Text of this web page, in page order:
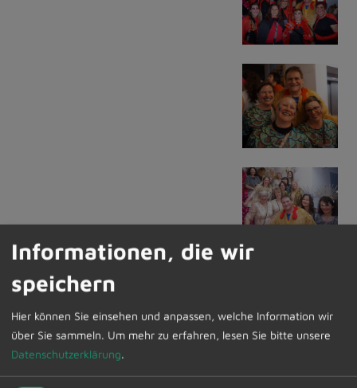
Informationen, die wir
speichern
Hier können Sie einsehen und anpassen, welche Information wir
über Sie sammeln. Um mehr zu erfahren, lesen Sie bitte unsere
Datenschutzerklärung.